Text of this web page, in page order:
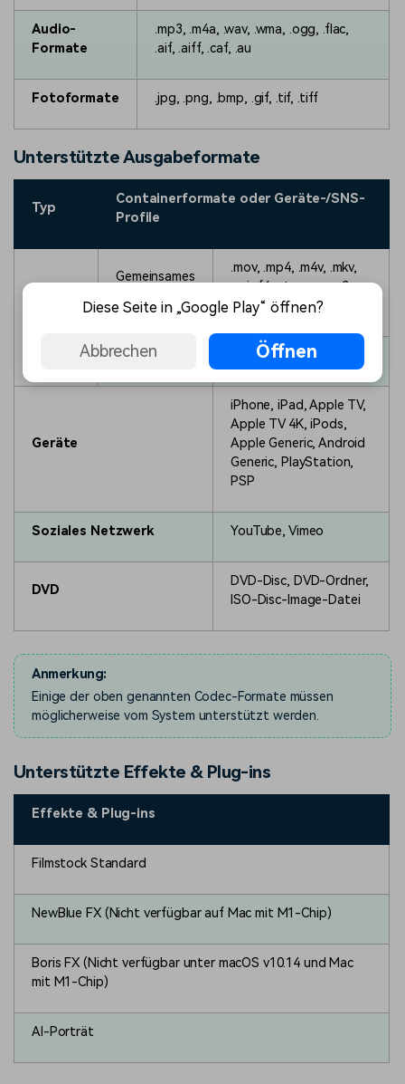
Audio-
Formate
.mp3, .m4a, .wav, .wma, .ogg, .flac,
.aif, .aiff, .caf, .au
Fotoformate .jpg, .png, .bmp, .gif, .tif, .tiff
Unterstützte Ausgabeformate
Typ
Containerformate oder Geräte-/SNS-
Profile
Gemeinsames
.mov, .mp4, .m4v, .mkv,
.avi, .f4v, .ts, .mpg, .3gp,
ProRes, .m4a, .mp3, .gif
4K .mov, .mp4, .m4v, .mkv,
Geräte
iPhone, iPad, Apple TV,
Apple TV 4K, iPods,
Apple Generic, Android
Generic, PlayStation,
PSP
Soziales Netzwerk YouTube, Vimeo
DVD
DVD-Disc, DVD-Ordner,
ISO-Disc-Image-Datei
Anmerkung:
Einige der oben genannten Codec-Formate müssen
möglicherweise vom System unterstützt werden.
Unterstützte Effekte & Plug-ins
Effekte & Plug-ins
Filmstock Standard
NewBlue FX (Nicht verfügbar auf Mac mit M1-Chip)
Boris FX (Nicht verfügbar unter macOS v10.14 und Mac
mit M1-Chip)
AI-Porträt
Diese Seite in „Google Play“ öffnen?
Abbrechen Öffnen